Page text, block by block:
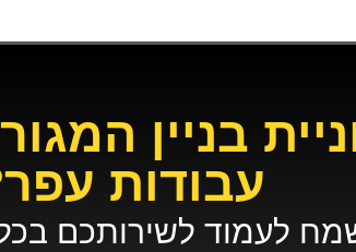
בניין
עבודות
לעמוד לשירותכם